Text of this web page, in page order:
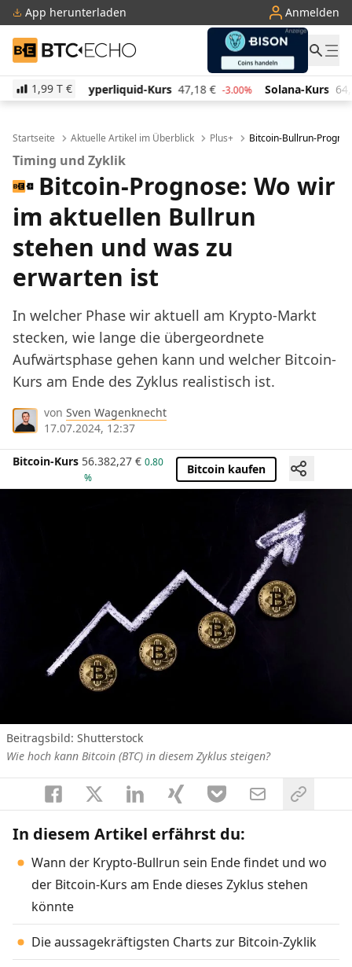
App herunterladen Anmelden
BTC-ECHO
1,99 T €
Kurs 47,18 € -3.00% Solana-Kurs 64,90 € 1.60% TRON-
Startseite Aktuelle Artikel im Überblick Plus+ Bitcoin-Bullrun-
Timing und Zyklik
Bitcoin-Prognose: Wo wir
im aktuellen Bullrun
stehen und was zu
erwarten ist
In welcher Phase wir aktuell am Krypto-Markt
stecken, wie lange die übergeordnete
Aufwärtsphase gehen kann und welcher Bitcoin-
Kurs am Ende des Zyklus realistisch ist.
von Sven Wagenknecht
17.07.2024, 12:37
Bitcoin-Kurs 56.382,27 € 0.80
%
Bitcoin kaufen
Beitragsbild: Shutterstock
Wie hoch kann Bitcoin (BTC) in diesem Zyklus steigen?
In diesem Artikel erfährst du:
Wann der Krypto-Bullrun sein Ende findet und wo
der Bitcoin-Kurs am Ende dieses Zyklus stehen
könnte
Die aussagekräftigsten Charts zur Bitcoin-Zyklik